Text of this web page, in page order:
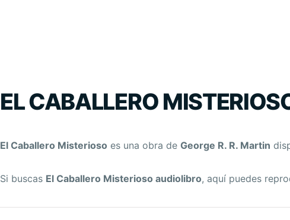
EL CABALLERO
El Caballero Misterioso es una obra de George R. R. Martin
Si buscas El Caballero Misterioso audiolibro, aquí puedes